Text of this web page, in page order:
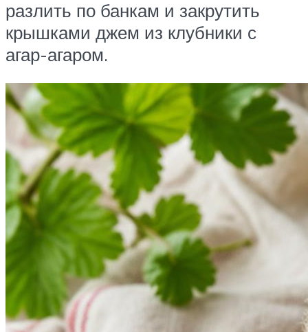
разлить по банкам и закрутить
крышками джем из клубники с
агар-агаром.